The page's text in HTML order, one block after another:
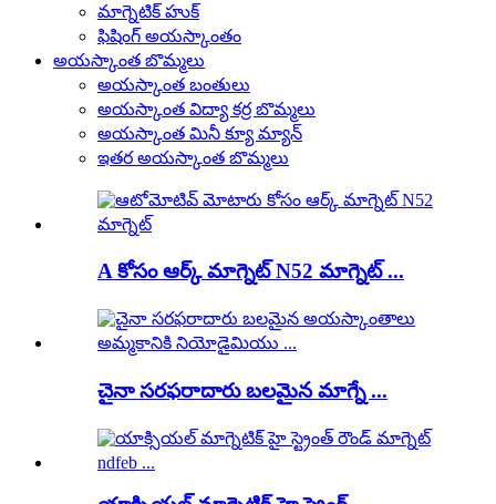
మాగ్నెటిక్ హుక్
ఫిషింగ్ అయస్కాంతం
అయస్కాంత బొమ్మలు
అయస్కాంత బంతులు
అయస్కాంత విద్యా కర్ర బొమ్మలు
అయస్కాంత మినీ క్యూ మ్యాన్
ఇతర అయస్కాంత బొమ్మలు
A కోసం ఆర్క్ మాగ్నెట్ N52 మాగ్నెట్ ...
చైనా సరఫరాదారు బలమైన మాగ్నే ...